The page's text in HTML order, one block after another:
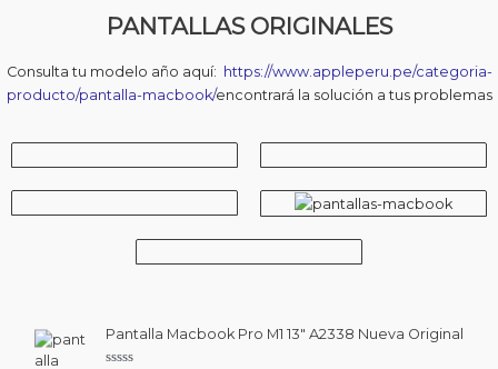
PANTALLAS ORIGINALES
Consulta tu modelo año aquí: https://www.appleperu.pe/categoria-
producto/pantalla-macbook/encontrará la solución a tus problemas
Pantalla Macbook Pro M1 13″ A2338 Nueva Original